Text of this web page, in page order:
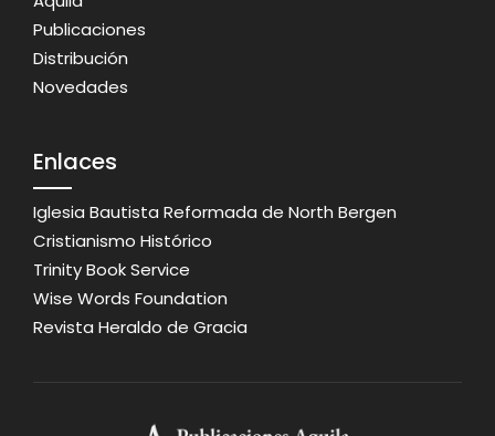
Publicaciones
Distribución
Novedades
Enlaces
Iglesia Bautista Reformada de North Bergen
Cristianismo Histórico
Trinity Book Service
Wise Words Foundation
Revista Heraldo de Gracia